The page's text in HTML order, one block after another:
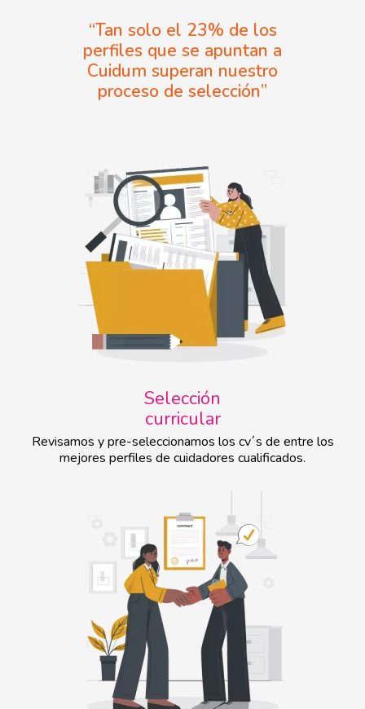
“Tan solo el 23% de los
perfiles que se apuntan a
Cuidum superan nuestro
proceso de selección”
Selección
curricular
Revisamos y pre-seleccionamos los cv´s de entre los
mejores perfiles de cuidadores cualificados.